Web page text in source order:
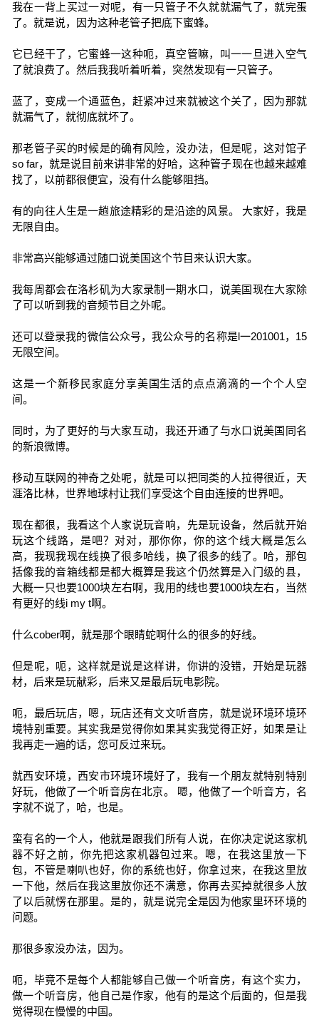
我在一背上买过一对呢，有一只管子不久就就漏气了，就完蛋
了。就是说，因为这种老管子把底下蜜蜂。
它已经干了，它蜜蜂一这种呃，真空管嘛，叫一一旦进入空气
了就浪费了。然后我我听着听着，突然发现有一只管子。
蓝了，变成一个通蓝色，赶紧冲过来就被这个关了，因为那就
就漏气了，就彻底就坏了。
那老管子买的时候是的确有风险，没办法，但是呢，这对馆子
so far，就是说目前来讲非常的好哈，这种管子现在也越来越难
找了，以前都很便宜，没有什么能够阻挡。
有的向往人生是一趟旅途精彩的是沿途的风景。 大家好，我是
无限自由。
非常高兴能够通过随口说美国这个节目来认识大家。
我每周都会在洛杉矶为大家录制一期水口，说美国现在大家除
了可以听到我的音频节目之外呢。
还可以登录我的微信公众号，我公众号的名称是l一201001，15
无限空间。
这是一个新移民家庭分享美国生活的点点滴滴的一个个人空
间。
同时，为了更好的与大家互动，我还开通了与水口说美国同名
的新浪微博。
移动互联网的神奇之处呢，就是可以把同类的人拉得很近，天
涯洛比林，世界地球村让我们享受这个自由连接的世界吧。
现在都很，我看这个人家说玩音响，先是玩设备，然后就开始
玩这个线路，是吧？对对，那你你，你的这个线大概是怎么
高，我现我现在线换了很多哈线，换了很多的线了。哈，那包
括像我的音箱线都是都大概算是我这个仍然算是入门级的县，
大概一只也要1000块左右啊，我用的线也要1000块左右，当然
有更好的线i my t啊。
什么cober啊，就是那个眼睛蛇啊什么的很多的好线。
但是呢，呃，这样就是说是这样讲，你讲的没错，开始是玩器
材，后来是玩献彩，后来又是最后玩电影院。
呃，最后玩店，嗯，玩店还有文文听音房，就是说环境环境环
境特别重要。其实我是觉得你如果其实我觉得正好，如果是让
我再走一遍的话，您可反过来玩。
就西安环境，西安市环境环境好了，我有一个朋友就特别特别
好玩，他做了一个听音房在北京。 嗯，他做了一个听音方，名
字就不说了，哈，也是。
蛮有名的一个人，他就是跟我们所有人说，在你决定说这家机
器不好之前，你先把这家机器包过来。嗯，在我这里放一下
包，不管是喇叭也好，你的系统也好，你拿过来，在我这里放
一下他，然后在我这里放你还不满意，你再去买掉就很多人放
了以后就愣在那里。是的，就是说完全是因为他家里环环境的
问题。
那很多家没办法，因为。
呃，毕竟不是每个人都能够自己做一个听音房，有这个实力，
做一个听音房，他自己是作家，他有的是这个后面的，但是我
觉得现在慢慢的中国。